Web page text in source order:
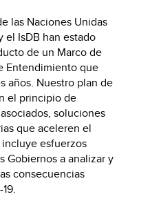
las Naciones Unidas
el IsDB han estado
de un Marco de
Entendimiento que
años. Nuestro plan de
el principio de
soluciones
que aceleren el
esfuerzos
Gobiernos a analizar y
consecuencias